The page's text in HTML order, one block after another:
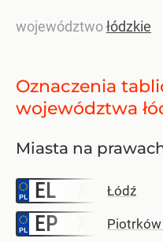
województwołódzkie
Oznaczenia
województwa
Miasta na
EL Łódź
EP Piotrków